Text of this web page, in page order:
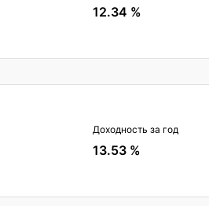
12.34 %
Доходность за год
13.53 %